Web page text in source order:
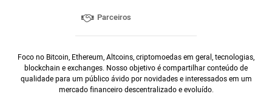
Parceiros
Foco no Bitcoin, Ethereum, Altcoins, criptomoedas em geral, tecnologias,
blockchain e exchanges. Nosso objetivo é compartilhar conteúdo de
qualidade para um público ávido por novidades e interessados em um
mercado financeiro descentralizado e evoluído.